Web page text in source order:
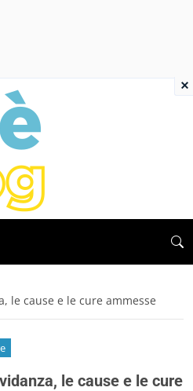
le cause e le cure ammesse
le cause e le cure
×